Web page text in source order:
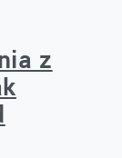
z